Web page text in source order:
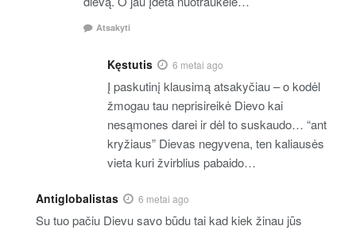
Atsakyti
Kęstutis 6 metai ago
Į paskutinį klausimą atsakyčiau – o kodėl
žmogau tau neprisireikė Dievo kai
nesąmones darei ir dėl to suskaudo… “ant
kryžiaus” Dievas negyvena, ten kaliausės
vieta kuri žvirblius pabaido…
Antiglobalistas 6 metai ago
Su tuo pačiu Dievu savo būdu tai kad kiek žinau jūs